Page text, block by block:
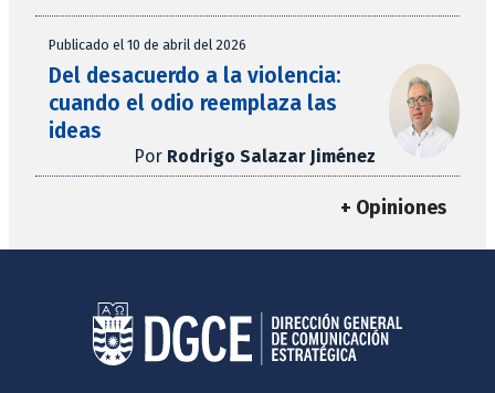
Publicado el 10 de abril del 2026
Del desacuerdo a la violencia:
cuando el odio reemplaza las
ideas
Por Rodrigo Salazar Jiménez
+ Opiniones